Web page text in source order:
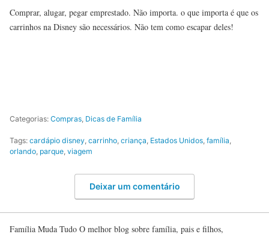
Comprar, alugar, pegar emprestado. Não importa. o que importa é que os
carrinhos na Disney são necessários. Não tem como escapar deles!
Categorias: Compras, Dicas de Família
Tags: cardápio disney, carrinho, criança, Estados Unidos, família,
orlando, parque, viagem
Deixar um comentário
Família Muda Tudo O melhor blog sobre família, pais e filhos,